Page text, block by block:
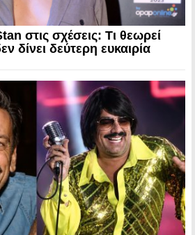
στις σχέσεις: Τι θεωρεί
δίνει δεύτερη ευκαιρία